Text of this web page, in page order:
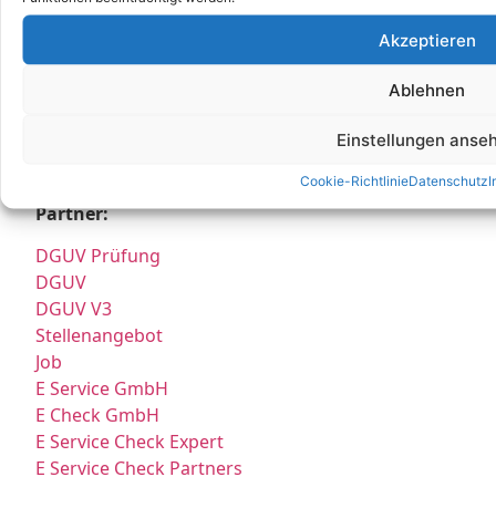
Akzeptieren
Ablehnen
Einstellungen
Cookie-RichtlinieDatenschutz
+49 (0)344626962-0
richten können und wo wir Sie nach vorheriger Terminvereinbarung gerne
Partner:
DGUV Prüfung
DGUV
DGUV V3
Stellenangebot
Job
E Service GmbH
E Check GmbH
E Service Check Expert
E Service Check Partners